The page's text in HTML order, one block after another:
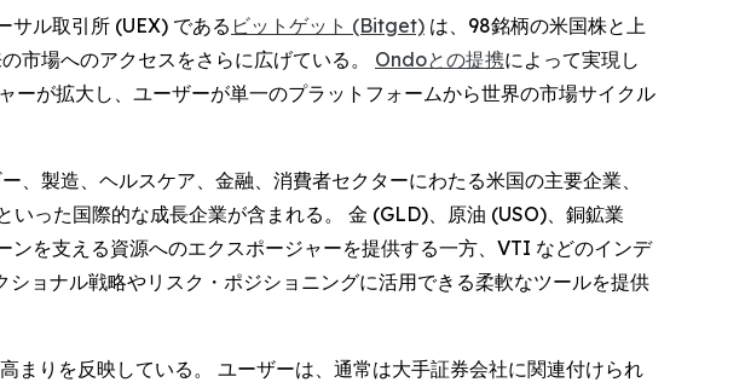
ル取引所 (UEX) である ビットゲット (Bitget) は、98銘柄の米国株と上
市場へのアクセスをさらに広げている。 Ondoとの提携によって実現し
が拡大し、ユーザーが単一のプラットフォームから世界の市場サイクル
製造、ヘルスケア、金融、消費者セクターにわたる米国の主要企業、
った国際的な成長企業が含まれる。 金 (GLD)、原油 (USO)、銅鉱業
を支える資源へのエクスポージャーを提供する一方、VTI などのインデ
ョナル戦略やリスク・ポジショニングに活用できる柔軟なツールを提供
りを反映している。 ユーザーは、通常は大手証券会社に関連付けられ